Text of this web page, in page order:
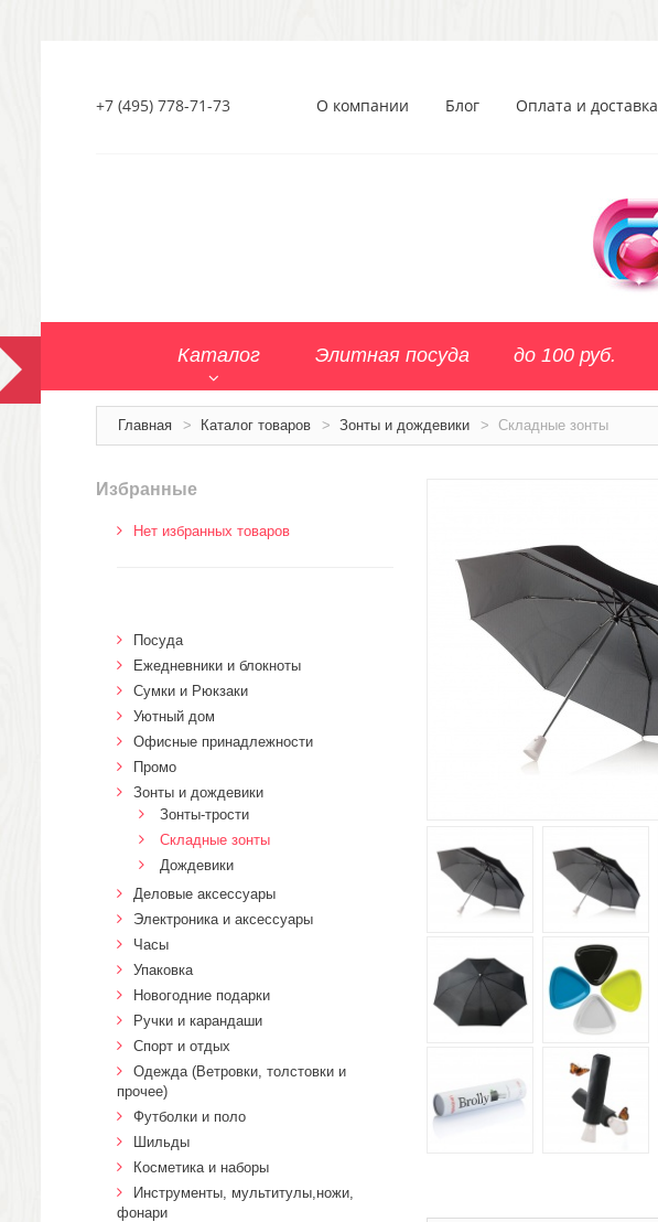
+7 (495) 778-71-73 О компании Блог Оплата и доставка
Каталог Элитная посуда до 100 руб.
Главная > Каталог товаров > Зонты и дождевики > Складные зонты
Избранные
Нет избранных товаров
Посуда
Ежедневники и блокноты
Сумки и Рюкзаки
Уютный дом
Офисные принадлежности
Промо
Зонты и дождевики
Зонты-трости
Складные зонты
Дождевики
Деловые аксессуары
Электроника и аксессуары
Часы
Упаковка
Новогодние подарки
Ручки и карандаши
Спорт и отдых
Одежда (Ветровки, толстовки и
прочее)
Футболки и поло
Шильды
Косметика и наборы
Инструменты, мультитулы,ножи,
фонари